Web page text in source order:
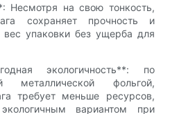
Несмотря на свою тонкость,
сохраняет прочность и
вес упаковки без ущерба для
экологичность**: по
фольгой,
требует меньше ресурсов,
вариантом при